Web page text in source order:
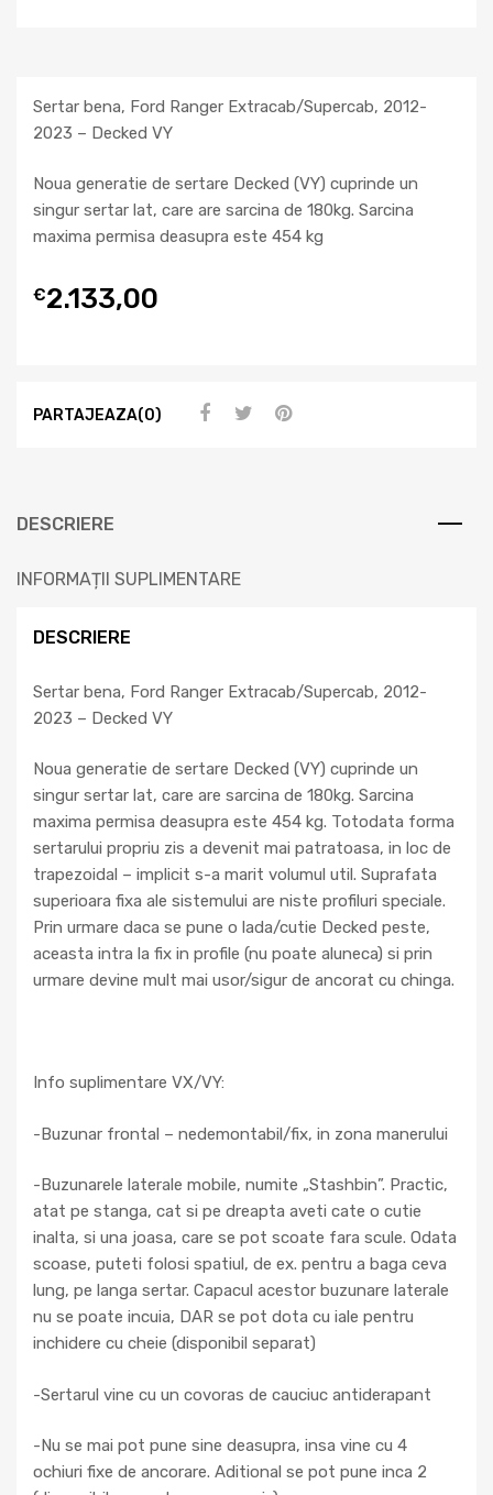
Sertar bena, Ford Ranger Extracab/Supercab, 2012-
2023 – Decked VY
Noua generatie de sertare Decked (VY) cuprinde un
singur sertar lat, care are sarcina de 180kg. Sarcina
maxima permisa deasupra este 454 kg
€2.133,00
PARTAJEAZA(0)
DESCRIERE
INFORMAȚII SUPLIMENTARE
DESCRIERE
Sertar bena, Ford Ranger Extracab/Supercab, 2012-
2023 – Decked VY
Noua generatie de sertare Decked (VY) cuprinde un
singur sertar lat, care are sarcina de 180kg. Sarcina
maxima permisa deasupra este 454 kg. Totodata forma
sertarului propriu zis a devenit mai patratoasa, in loc de
trapezoidal – implicit s-a marit volumul util. Suprafata
superioara fixa ale sistemului are niste profiluri speciale.
Prin urmare daca se pune o lada/cutie Decked peste,
aceasta intra la fix in profile (nu poate aluneca) si prin
urmare devine mult mai usor/sigur de ancorat cu chinga.
Info suplimentare VX/VY:
-Buzunar frontal – nedemontabil/fix, in zona manerului
-Buzunarele laterale mobile, numite „Stashbin”. Practic,
atat pe stanga, cat si pe dreapta aveti cate o cutie
inalta, si una joasa, care se pot scoate fara scule. Odata
scoase, puteti folosi spatiul, de ex. pentru a baga ceva
lung, pe langa sertar. Capacul acestor buzunare laterale
nu se poate incuia, DAR se pot dota cu iale pentru
inchidere cu cheie (disponibil separat)
-Sertarul vine cu un covoras de cauciuc antiderapant
-Nu se mai pot pune sine deasupra, insa vine cu 4
ochiuri fixe de ancorare. Aditional se pot pune inca 2